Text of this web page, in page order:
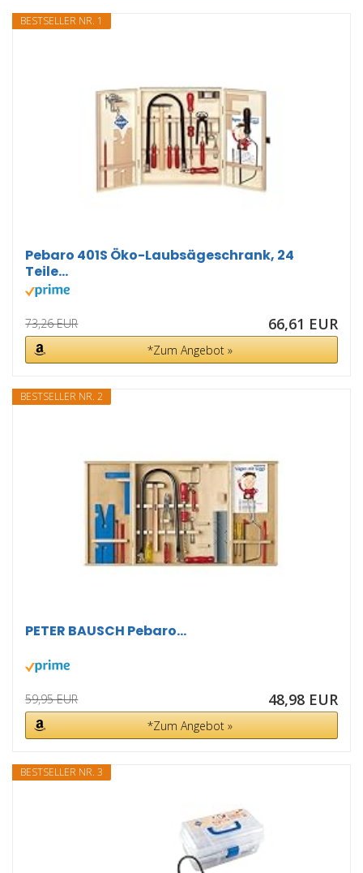
BESTSELLER NR. 1
Pebaro 401S Öko-Laubsägeschrank, 24
Teile...
73,26 EUR 66,61 EUR
*Zum Angebot »
BESTSELLER NR. 2
PETER BAUSCH Pebaro...
59,95 EUR 48,98 EUR
*Zum Angebot »
BESTSELLER NR. 3